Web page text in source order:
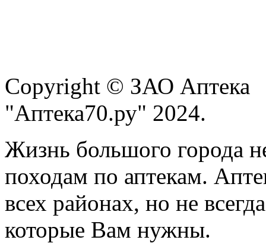
Copyright © ЗАО Аптека
"Аптека70.ру" 2024.
Жизнь большого города
походам по аптекам.
всех районах, но не
которые Вам нужны.